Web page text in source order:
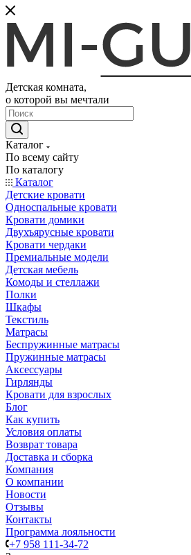
Детская комната,
о которой вы мечтали
Каталог
По всему сайту
По каталогу
Каталог
Детские кровати
Односпальные кровати
Кровати домики
Двухъярусные кровати
Кровати чердаки
Премиальные модели
Детская мебель
Комоды и стеллажи
Полки
Шкафы
Текстиль
Матрасы
Беспружинные матрасы
Пружинные матрасы
Аксессуары
Гирлянды
Кровати для взрослых
Блог
Как купить
Условия оплаты
Возврат товара
Доставка и сборка
Компания
О компании
Новости
Отзывы
Контакты
Программа лояльности
+7 958 111-34-72